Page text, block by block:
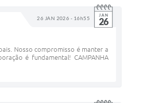
26 JAN 2026 - 16h55 JAN
26
Nosso compromisso é manter a
é fundamental! CAMPANHA